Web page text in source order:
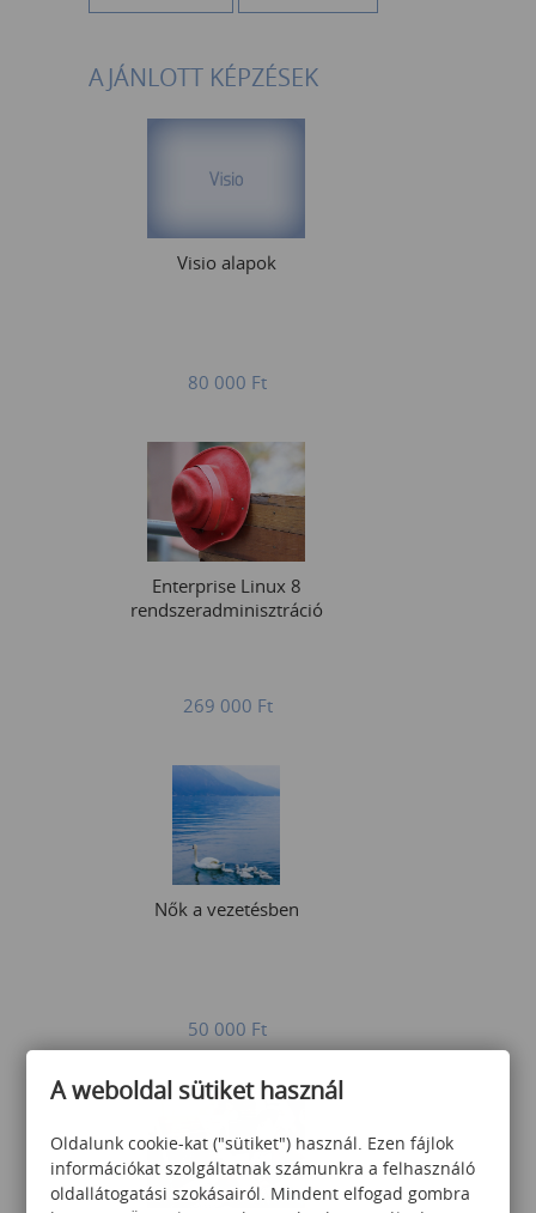
AJÁNLOTT KÉPZÉSEK
Visio alapok
80 000 Ft
Enterprise Linux 8
rendszeradminisztráció
269 000 Ft
Nők a vezetésben
50 000 Ft
A weboldal sütiket használ
Oldalunk cookie-kat ("sütiket") használ. Ezen fájlok
információkat szolgáltatnak számunkra a felhasználó
oldallátogatási szokásairól. Mindent elfogad gombra